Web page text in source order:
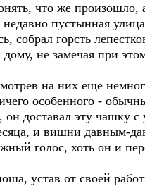
что же произошло,
пустынная
собрал горсть
не замечая при
на них еще
особенного -
доставал эту чашку
и вишни давным-
голос, хоть он и
устав от своей